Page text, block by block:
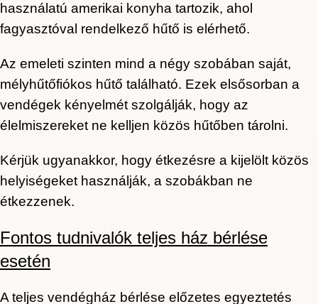
használatú amerikai konyha tartozik, ahol
fagyasztóval rendelkező hűtő is elérhető.
Az emeleti szinten mind a négy szobában saját,
mélyhűtőfiókos hűtő található. Ezek elsősorban a
vendégek kényelmét szolgálják, hogy az
élelmiszereket ne kelljen közös hűtőben tárolni.
Kérjük ugyanakkor, hogy étkezésre a kijelölt közös
helyiségeket használják, a szobákban ne
étkezzenek.
Fontos tudnivalók teljes ház bérlése
esetén
A teljes vendégház bérlése előzetes egyeztetés